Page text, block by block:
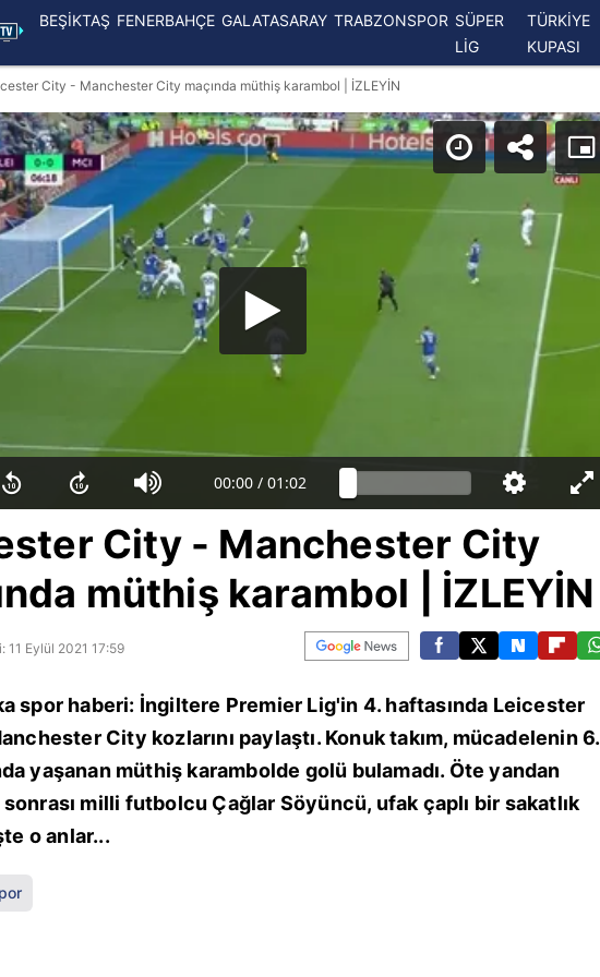
BEŞİKTAŞ FENERBAHÇE GALATASARAY TRABZONSPOR SÜPER
LİG
TÜRKİYE
KUPASI
City - Manchester City maçında müthiş karambol | İZLEYİN
00:00 / 01:02
City - Manchester City
müthiş karambol | İZLEYİN
11 Eylül 2021 17:59
spor haberi: İngiltere Premier Lig'in 4. haftasında Leicester
City kozlarını paylaştı. Konuk takım, mücadelenin 6.
yaşanan müthiş karambolde golü bulamadı. Öte yandan
milli futbolcu Çağlar Söyüncü, ufak çaplı bir sakatlık
o anlar...